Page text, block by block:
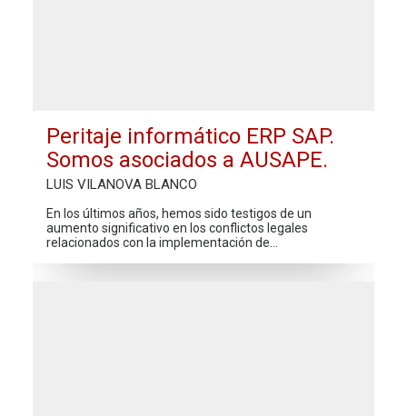
Peritaje informático ERP SAP.
Somos asociados a AUSAPE.
LUIS VILANOVA BLANCO
En los últimos años, hemos sido testigos de un
aumento significativo en los conflictos legales
relacionados con la implementación de…